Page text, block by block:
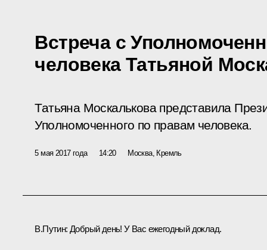
Встреча с
человека Татьяной
Татьяна Москалькова представила
Уполномоченного по правам человека.
5 мая 2017 года 14:20 Москва, Кремль
В.Путин: Добрый день! У Вас ежегодный доклад.